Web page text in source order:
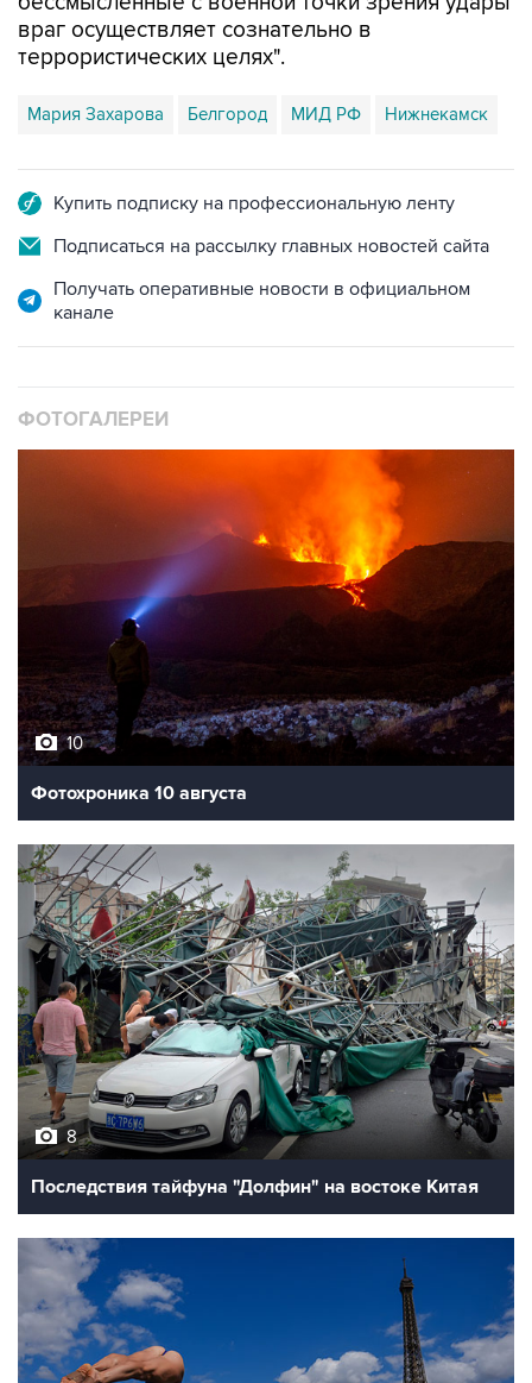
враг осуществляет сознательно в
террористических целях".
Мария Захарова Белгород МИД РФ Нижнекамск
Купить подписку на профессиональную ленту
Подписаться на рассылку главных новостей сайта
Получать оперативные новости в официальном
канале
ФОТОГАЛЕРЕИ
10
Фотохроника 10 августа
8
Последствия тайфуна "Долфин" на востоке Китая